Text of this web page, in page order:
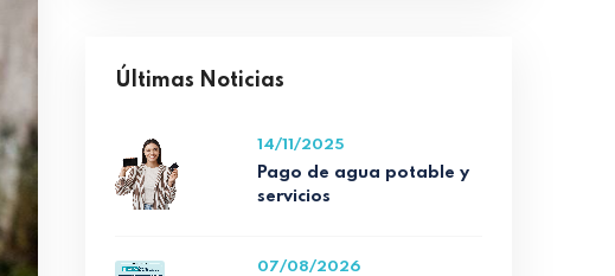
Últimas Noticias
14/11/2025
Pago de agua potable y
servicios
07/08/2026